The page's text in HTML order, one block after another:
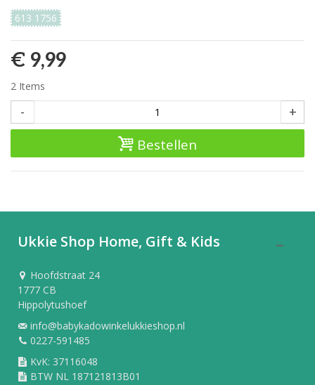
613 1756
€ 9,99
2 Items
- +
Bestellen
Ukkie Shop Home, Gift & Kids
Hoofdstraat 24
1777 CB
Hippolytushoef
info@babykadowinkelukkieshop.nl
0227-591485
KvK: 37116048
BTW NL 187121813B01